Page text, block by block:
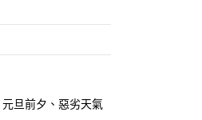
旦前夕、惡劣天氣